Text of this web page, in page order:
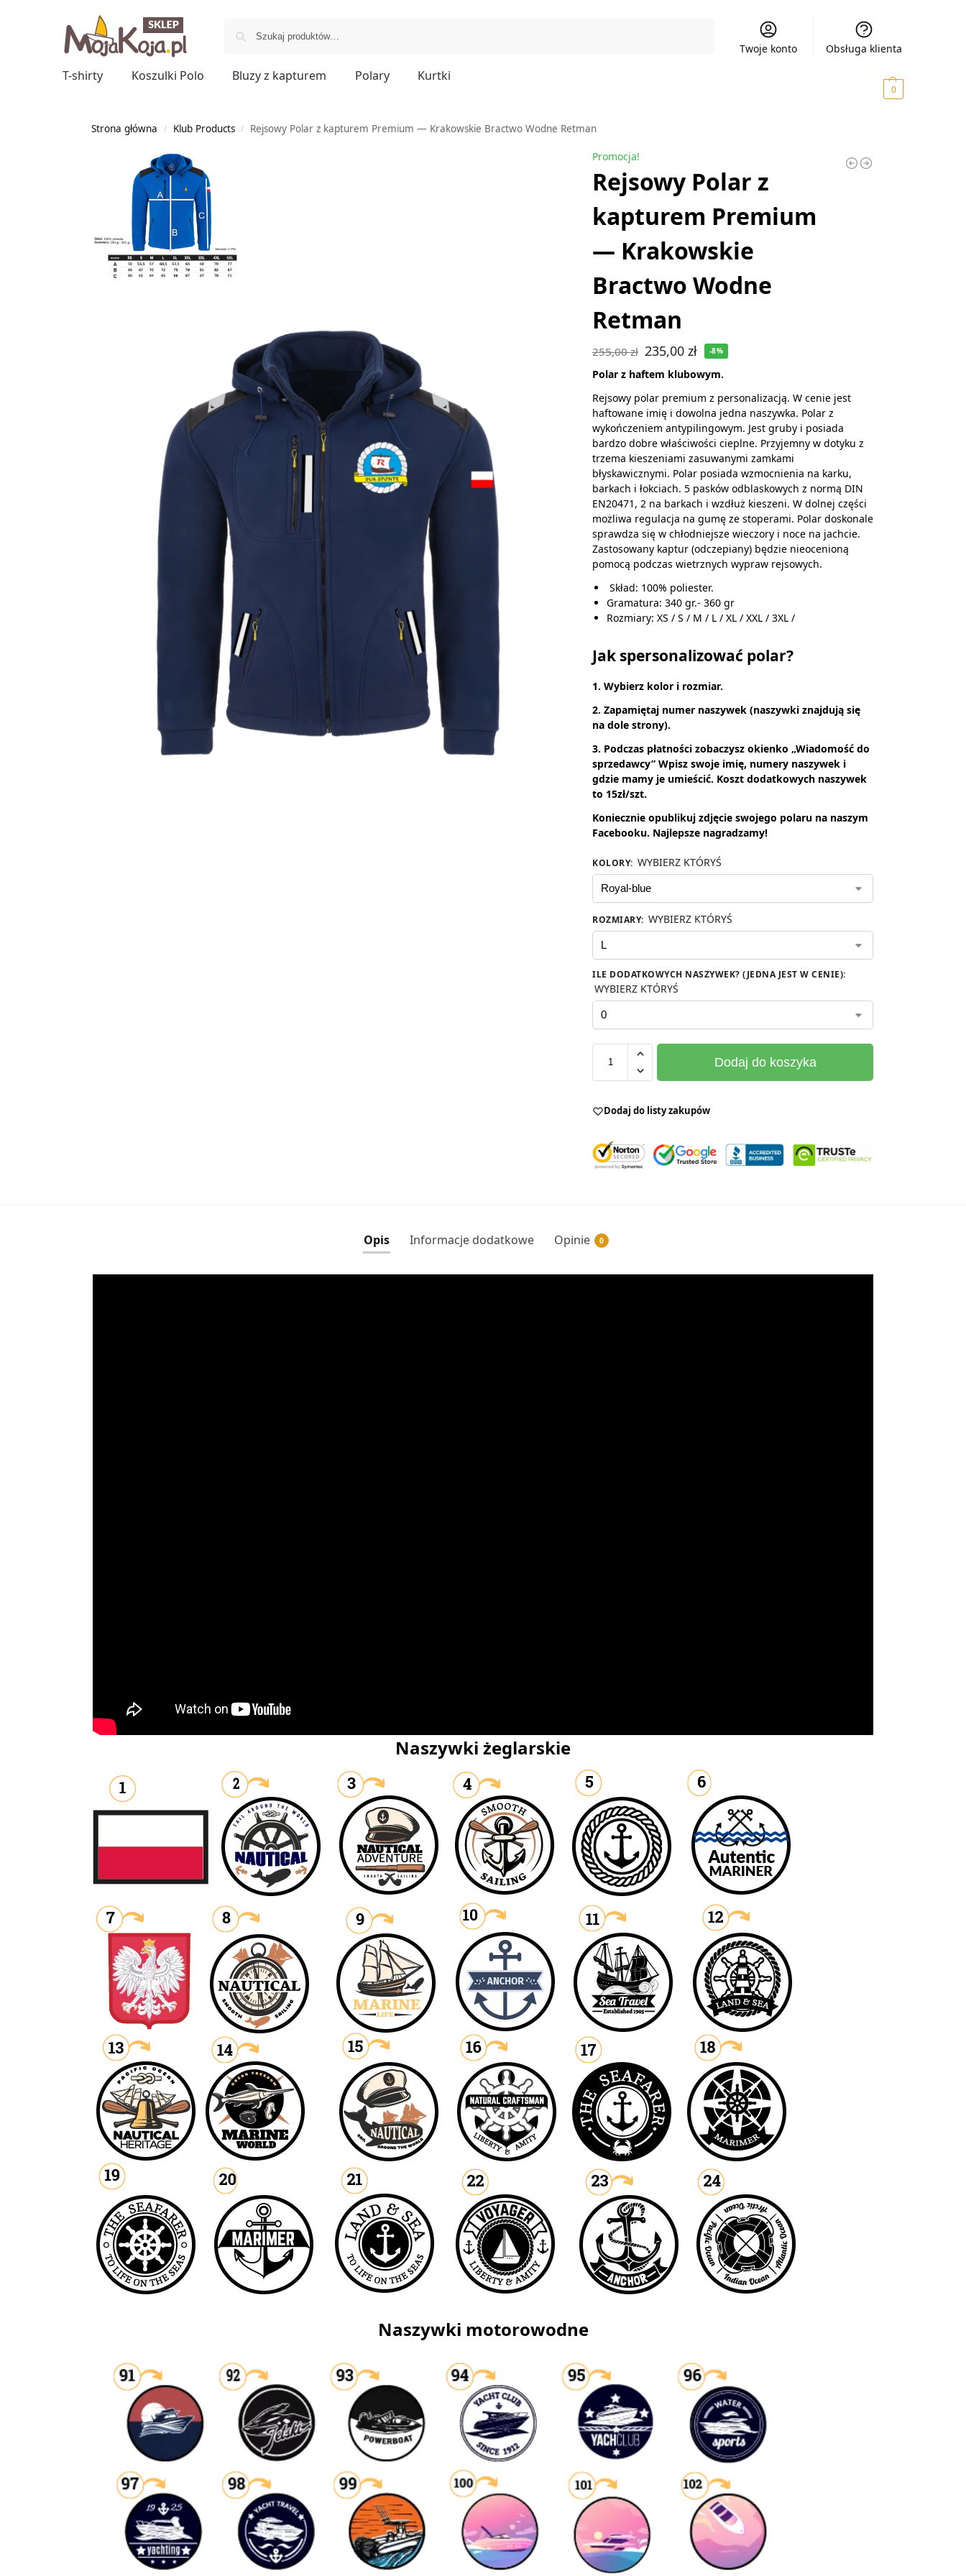
Twoje konto Obsługa klienta
T-shirty Koszulki Polo Bluzy z kapturem Polary
Kurtki
0
Strona główna / Klub Products / Rejsowy Polar z kapturem Premium — Krakowskie Bractwo Wodne Retman
Promocja!
Rejsowy Polar z
kapturem Premium
— Krakowskie
Bractwo Wodne
Retman
255,00zł 235,00 zł -8%
Polar z haftem klubowym.
Rejsowy polar premium z personalizacją. W cenie jest
haftowane imię i dowolna jedna naszywka. Polar z
wykończeniem antypilingowym. Jest gruby i posiada
bardzo dobre właściwości cieplne. Przyjemny w dotyku z
trzema kieszeniami zasuwanymi zamkami
błyskawicznymi. Polar posiada wzmocnienia na karku,
barkach i łokciach. 5 pasków odblaskowych z normą DIN
EN20471, 2 na barkach i wzdłuż kieszeni. W dolnej części
możliwa regulacja na gumę ze stoperami. Polar doskonale
sprawdza się w chłodniejsze wieczory i noce na jachcie.
Zastosowany kaptur (odczepiany) będzie nieocenioną
pomocą podczas wietrznych wypraw rejsowych.
Skład: 100% poliester.
Gramatura: 340 gr.- 360 gr
Rozmiary: XS / S / M / L / XL / XXL / 3XL /
Jak spersonalizować polar?
1. Wybierz kolor i rozmiar.
2. Zapamiętaj numer naszywek (naszywki znajdują się
na dole strony).
3. Podczas płatności zobaczysz okienko „Wiadomość do
sprzedawcy” Wpisz swoje imię, numery naszywek i
gdzie mamy je umieścić. Koszt dodatkowych naszywek
to 15zł/szt.
Koniecznie opublikuj zdjęcie swojego polaru na naszym
Facebooku. Najlepsze nagradzamy!
KOLORY: WYBIERZ KTÓRYŚ
ROZMIARY: WYBIERZ KTÓRYŚ
ILE DODATKOWYCH NASZYWEK? (JEDNA JEST W CENIE):
WYBIERZ KTÓRYŚ
Dodaj do koszyka
Dodaj do listy zakupów
Opis Informacje dodatkowe Opinie 0
Naszywki żeglarskie
Naszywki motorowodne